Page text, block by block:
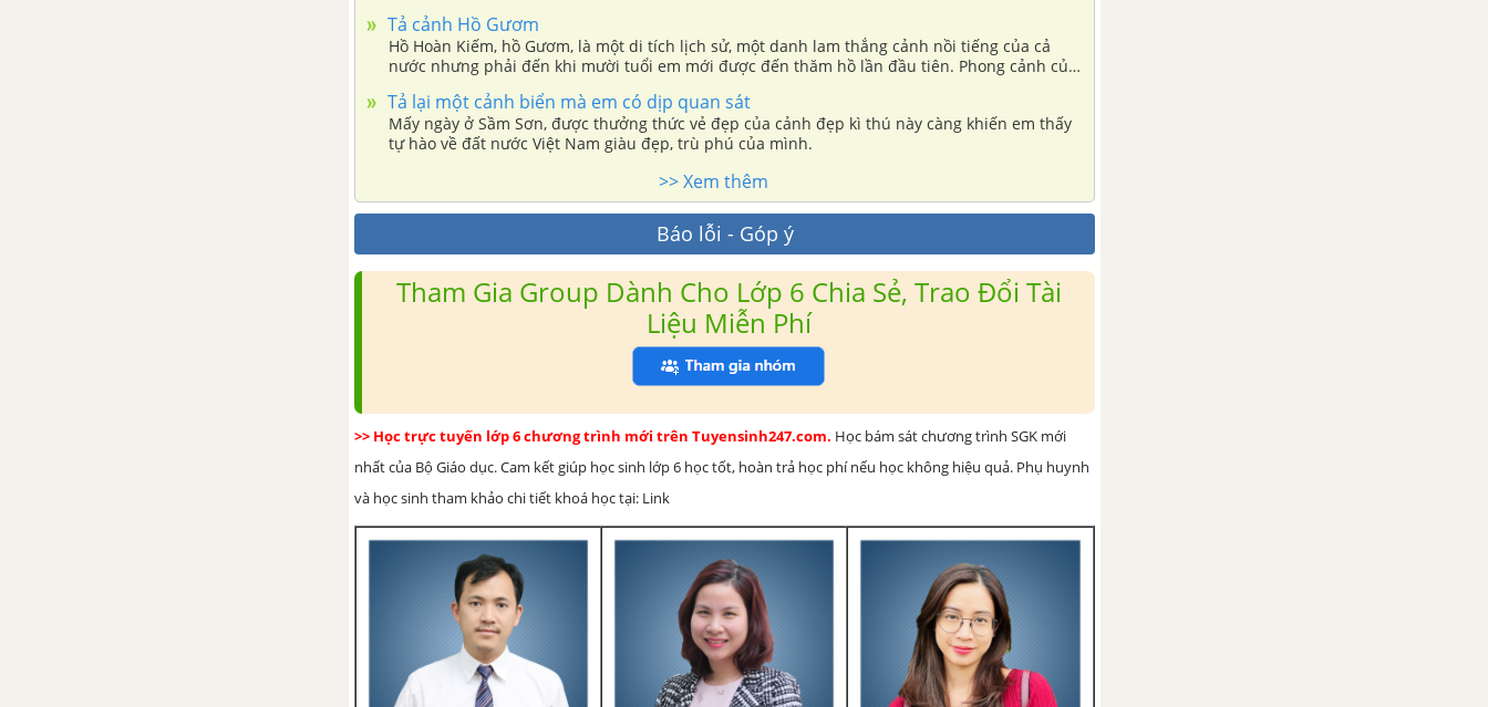
Tả cảnh Hồ Gươm
Hồ Hoàn Kiếm, hồ Gươm, là một di tích lịch sử, một danh lam thắng cảnh nồi tiếng của cả
nước nhưng phải đến khi mười tuổi em mới được đến thăm hồ lần đầu tiên. Phong cảnh của
Tả lại một cảnh biển mà em có dịp quan sát
Mấy ngày ở Sầm Sơn, được thưởng thức vẻ đẹp của cảnh đẹp kì thú này càng khiến em thấy
tự hào về đất nước Việt Nam giàu đẹp, trù phú của mình.
>> Xem thêm
Báo lỗi - Góp ý
Tham Gia Group Dành Cho Lớp 6 Chia Sẻ, Trao Đổi Tài
Liệu Miễn Phí
>> Học trực tuyến lớp 6 chương trình mới trên Tuyensinh247.com. Học bám sát chương trình SGK mới
nhất của Bộ Giáo dục. Cam kết giúp học sinh lớp 6 học tốt, hoàn trả học phí nếu học không hiệu quả. Phụ huynh
và học sinh tham khảo chi tiết khoá học tại: Link